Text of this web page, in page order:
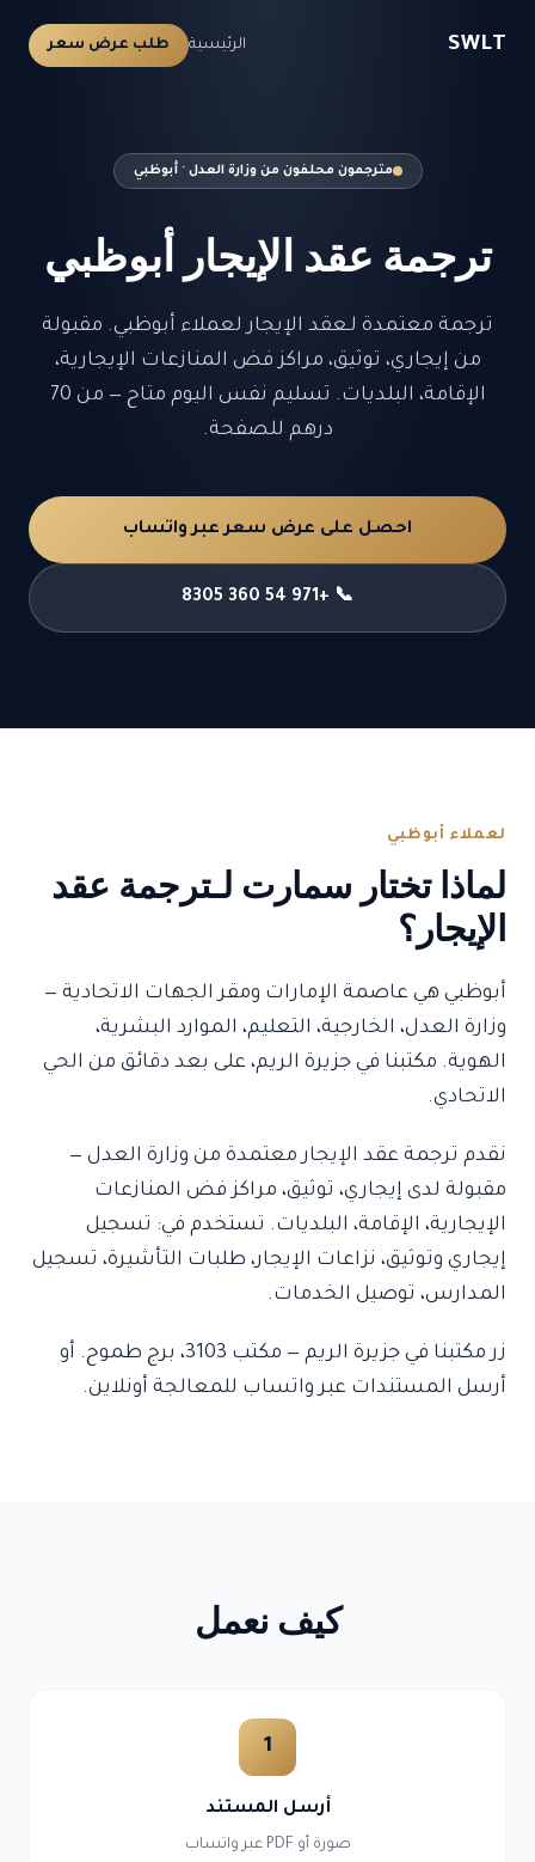
SWLT الرئيسية طلب عرض سعر
مترجمون محلفون من وزارة العدل · أبوظبي
ترجمة عقد الإيجار أبوظبي
ترجمة معتمدة لـعقد الإيجار لعملاء أبوظبي. مقبولة
من إيجاري، توثيق، مراكز فض المنازعات الإيجارية،
الإقامة، البلديات. تسليم نفس اليوم متاح — من 70
درهم للصفحة.
احصل على عرض سعر عبر واتساب
📞 +971 54 360 8305
لعملاء أبوظبي
لماذا تختار سمارت لـترجمة عقد
الإيجار؟
أبوظبي هي عاصمة الإمارات ومقر الجهات الاتحادية —
وزارة العدل، الخارجية، التعليم، الموارد البشرية،
الهوية. مكتبنا في جزيرة الريم، على بعد دقائق من الحي
الاتحادي.
نقدم ترجمة عقد الإيجار معتمدة من وزارة العدل —
مقبولة لدى إيجاري، توثيق، مراكز فض المنازعات
الإيجارية، الإقامة، البلديات. تستخدم في: تسجيل
إيجاري وتوثيق، نزاعات الإيجار، طلبات التأشيرة، تسجيل
المدارس، توصيل الخدمات.
زر مكتبنا في جزيرة الريم — مكتب 3103، برج طموح. أو
أرسل المستندات عبر واتساب للمعالجة أونلاين.
كيف نعمل
1
أرسل المستند
صورة أو PDF عبر واتساب